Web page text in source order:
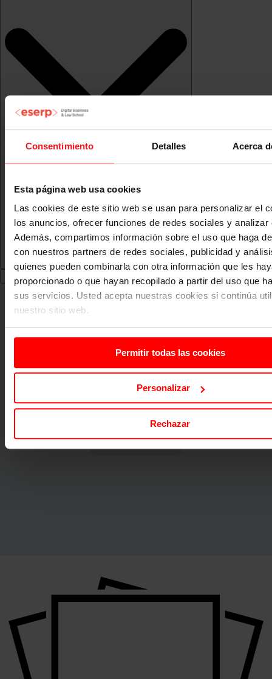
Consentimiento Detalles Acerca
Esta página web usa cookies
Las cookies de este sitio web se usan para personalizar el
los anuncios, ofrecer funciones de redes sociales y analizar
Además, compartimos información sobre el uso que haga
con nuestros partners de redes sociales, publicidad y
quienes pueden combinarla con otra información que les
proporcionado o que hayan recopilado a partir del uso que
sus servicios. Usted acepta nuestras cookies si continúa
nuestro sitio web.
Permitir todas las cookies
Personalizar
Rechazar